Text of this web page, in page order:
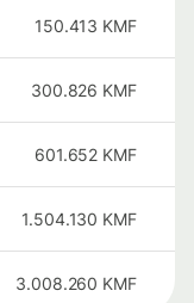
150.413 KMF
300.826 KMF
601.652 KMF
1.504.130 KMF
3.008.260 KMF